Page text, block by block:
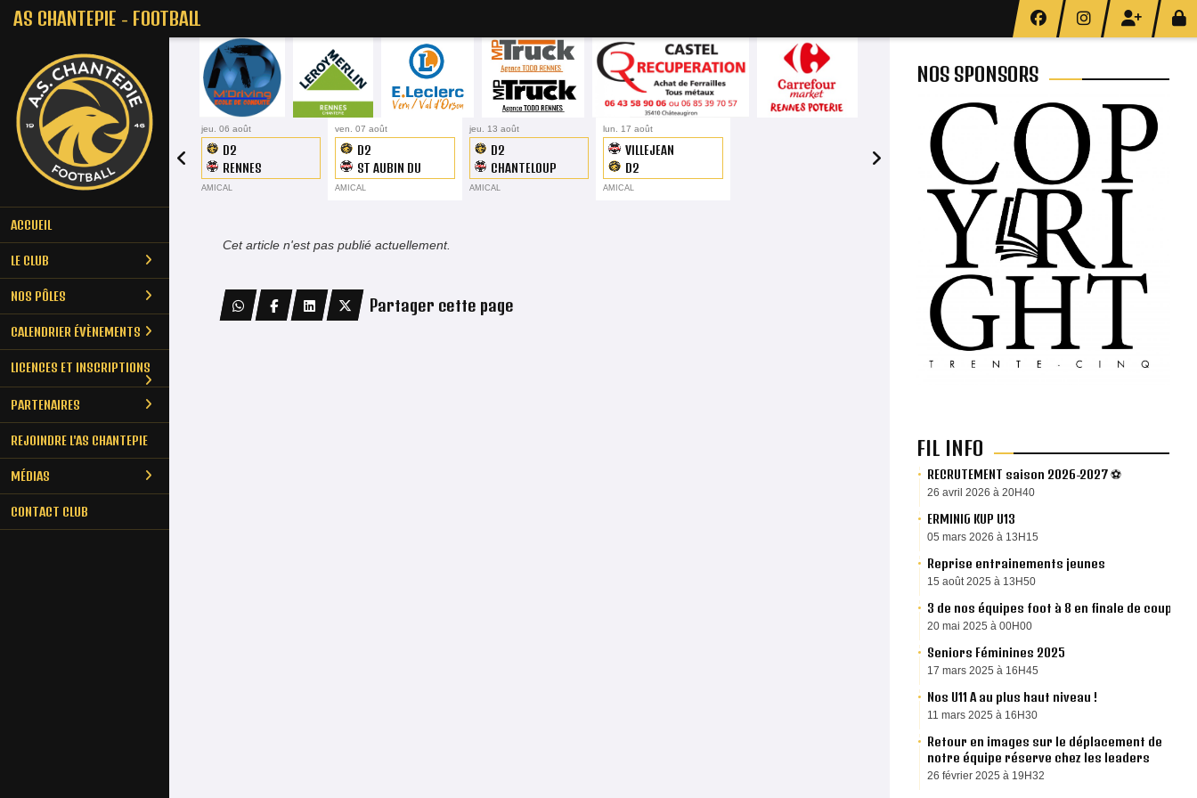
AS CHANTEPIE - FOOTBALL
ACCUEIL
LE CLUB
NOS PÔLES
CALENDRIER ÉVÈNEMENTS
LICENCES ET INSCRIPTIONS
PARTENAIRES
REJOINDRE L'AS CHANTEPIE
MÉDIAS
CONTACT CLUB
jeu. 06 août
D2
RENNES
MAHORAIS
AMICAL
ven. 07 août
D2
ST AUBIN DU
CORMIER
AMICAL
jeu. 13 août
D2
CHANTELOUP
AMICAL
lun. 17 août
VILLEJEAN
D2
AMICAL
Cet article n'est pas publié actuellement.
Partager cette page
NOS SPONSORS
FIL INFO
RECRUTEMENT saison 2026-2027 ⚽️
26 avril 2026 à 20H40
ERMINIG KUP U13
05 mars 2026 à 13H15
Reprise entrainements jeunes
15 août 2025 à 13H50
3 de nos équipes foot à 8 en finale de coupe
20 mai 2025 à 00H00
Seniors Féminines 2025
17 mars 2025 à 16H45
Nos U11 A au plus haut niveau !
11 mars 2025 à 16H30
Retour en images sur le déplacement de
notre équipe réserve chez les leaders
26 février 2025 à 19H32
Panneau de gestion des cookies